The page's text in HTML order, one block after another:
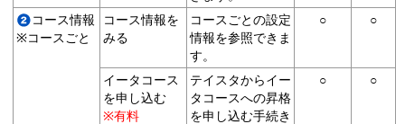
コース情報
※コースごと
コース情報を
みる
コースごとの設定
情報を参照できま
す。
○ ○
イータコース
を申し込む
※有料
テイスタからイー
タコースへの昇格
を申し込む手続き
○ ○